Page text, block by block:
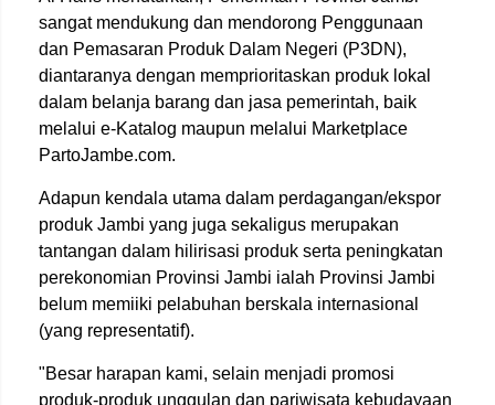
sangat mendukung dan mendorong Penggunaan
dan Pemasaran Produk Dalam Negeri (P3DN),
diantaranya dengan memprioritaskan produk lokal
dalam belanja barang dan jasa pemerintah, baik
melalui e-Katalog maupun melalui Marketplace
PartoJambe.com.
Adapun kendala utama dalam perdagangan/ekspor
produk Jambi yang juga sekaligus merupakan
tantangan dalam hilirisasi produk serta peningkatan
perekonomian Provinsi Jambi ialah Provinsi Jambi
belum memiiki pelabuhan berskala internasional
(yang representatif).
"Besar harapan kami, selain menjadi promosi
produk-produk unggulan dan pariwisata kebudayaan